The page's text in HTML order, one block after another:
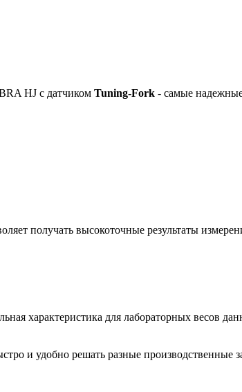
HJ с датчиком Tuning-Fork - самые
получать высокоточные результаты
характеристика для лабораторных весов
и удобно решать разные производственные